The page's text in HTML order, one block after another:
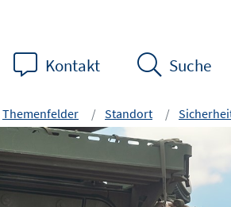
Kontakt Suche
Themenfelder Standort